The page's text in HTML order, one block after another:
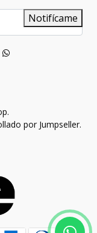
Notifícame
por Jumpseller.